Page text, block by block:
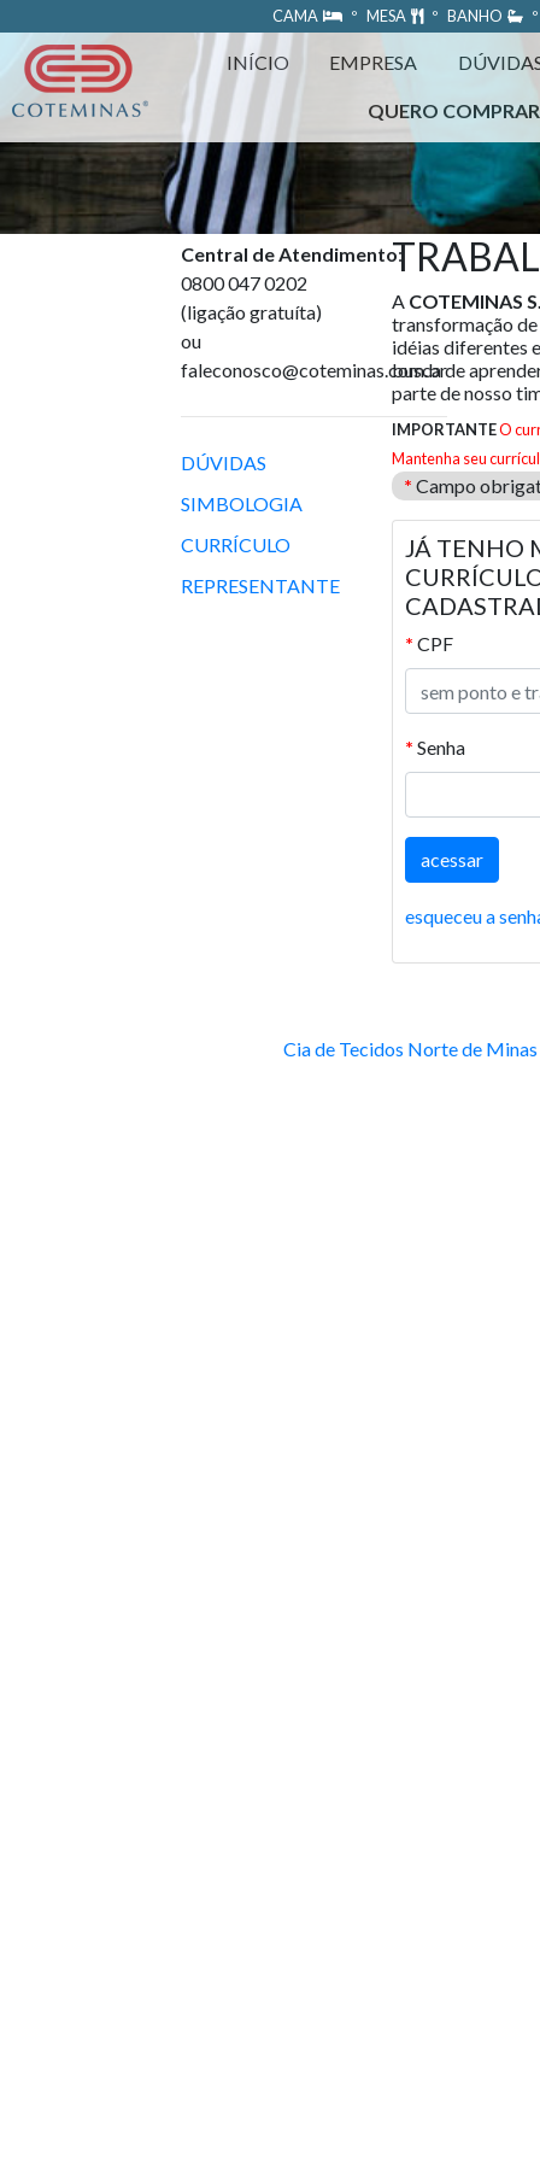
https://www.coteminas.com.br/desenv-web/htm11/
CAMA º MESA º BANHO
INÍCIO EMPRESA
QUERO COMPRAR
Central de Atendimento:
0800 047 0202
(ligação gratuíta)
ou
faleconosco@coteminas.com.br
DÚVIDAS
SIMBOLOGIA
CURRÍCULO
REPRESENTANTE
A COTEMINAS
transformação de
idéias diferentes
busca de
parte de nosso
IMPORTANTEO
Mantenha seu
* Campo
JÁ TENHO
* CPF
* Senha
esqueceu a
Cia de Tecidos Norte de Minas